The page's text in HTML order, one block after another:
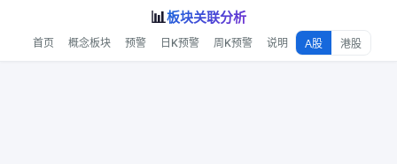
📊板块关联分析
首页 概念板块 预警 日K预警 周K预警 说明 A股 港股